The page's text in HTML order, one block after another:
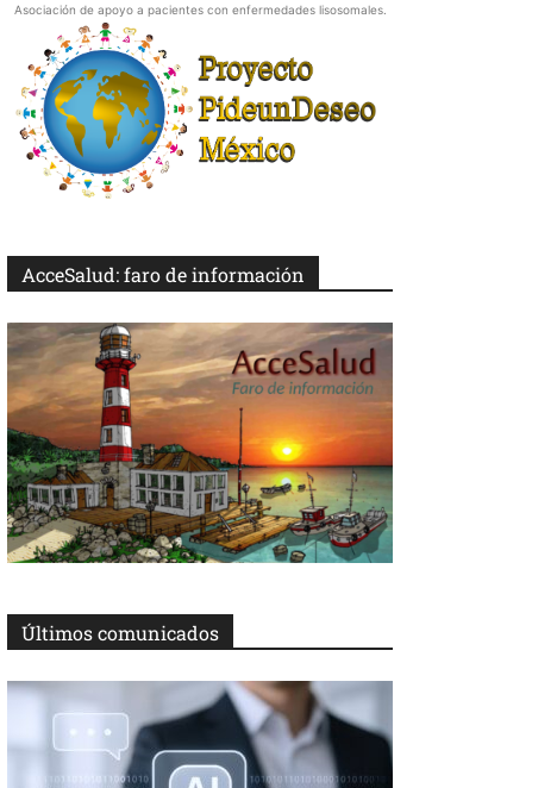
Asociación de apoyo a pacientes con enfermedades lisosomales.
AcceSalud: faro de información
Últimos comunicados